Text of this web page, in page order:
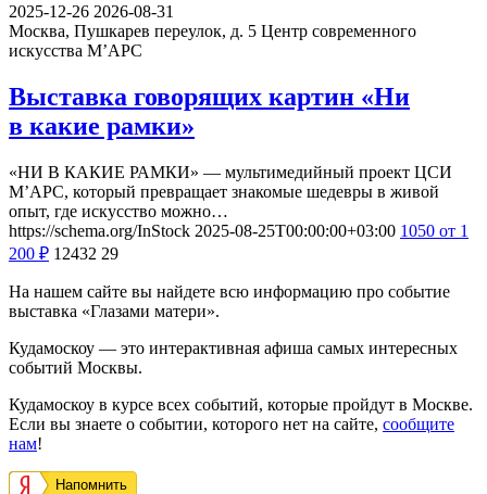
2025-12-26 2026-08-31
Москва, Пушкарев переулок, д. 5 Центр современного
искусства М’АРС
Выставка говорящих картин «Ни
в какие рамки»
«НИ В КАКИЕ РАМКИ» — мультимедийный проект ЦСИ
М’АРС, который превращает знакомые шедевры в живой
опыт, где искусство можно…
https://schema.org/InStock 2025-08-25T00:00:00+03:00 1050 от 1
200 ₽ 12432 29
На нашем сайте вы найдете всю информацию про событие
выставка «Глазами матери».
Кудамоскоу — это интерактивная афиша самых интересных
событий Москвы.
Кудамоскоу в курсе всех событий, которые пройдут в Москве.
Если вы знаете о событии, которого нет на сайте, сообщите
нам!
Напомнить